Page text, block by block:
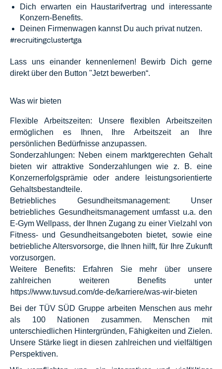
Dich erwarten ein Haustarifvertrag und interessante
Konzern-Benefits.
Deinen Firmenwagen kannst Du auch privat nutzen.
#recruitingclustertga
Lass uns einander kennenlernen! Bewirb Dich gerne
direkt über den Button "Jetzt bewerben“.
Was wir bieten
Flexible Arbeitszeiten: Unsere flexiblen Arbeitszeiten
ermöglichen es Ihnen, Ihre Arbeitszeit an Ihre
persönlichen Bedürfnisse anzupassen.
Sonderzahlungen: Neben einem marktgerechten Gehalt
bieten wir attraktive Sonderzahlungen wie z. B. eine
Konzernerfolgsprämie oder andere leistungsorientierte
Gehaltsbestandteile.
Betriebliches Gesundheitsmanagement: Unser
betriebliches Gesundheitsmanagement umfasst u.a. den
E-Gym Wellpass, der Ihnen Zugang zu einer Vielzahl von
Fitness- und Gesundheitsangeboten bietet, sowie eine
betriebliche Altersvorsorge, die Ihnen hilft, für Ihre Zukunft
vorzusorgen.
Weitere Benefits: Erfahren Sie mehr über unsere
zahlreichen weiteren Benefits unter
https://www.tuvsud.com/de-de/karriere/was-wir-bieten
Bei der TÜV SÜD Gruppe arbeiten Menschen aus mehr
als 100 Nationen zusammen. Menschen mit
unterschiedlichen Hintergründen, Fähigkeiten und Zielen.
Unsere Stärke liegt in diesen zahlreichen und vielfältigen
Perspektiven.